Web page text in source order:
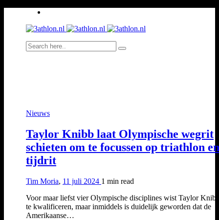
Nieuws
Taylor Knibb laat Olympische wegrit
schieten om te focussen op triathlon en
tijdrit
Tim Moria, 11 juli 2024 1 min read
Voor maar liefst vier Olympische disciplines wist Taylor
te kwalificeren, maar inmiddels is duidelijk geworden dat de
Amerikaanse…